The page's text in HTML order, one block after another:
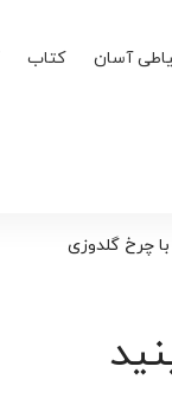
آسان کتاب
چرخ گلدوزی